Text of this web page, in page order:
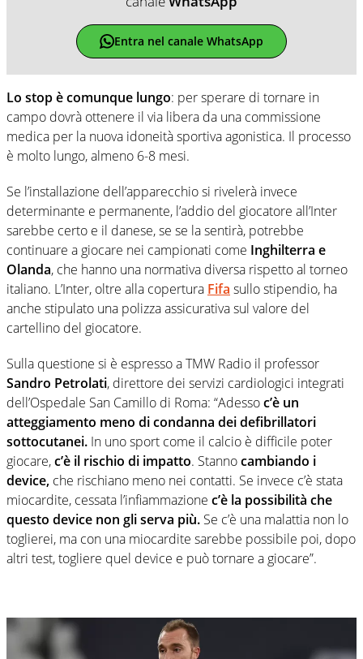
Entra nel canale WhatsApp
Lo stop è comunque lungo: per sperare di tornare in
campo dovrà ottenere il via libera da una commissione
medica per la nuova idoneità sportiva agonistica. Il processo
è molto lungo, almeno 6-8 mesi.
Se l’installazione dell’apparecchio si rivelerà invece
determinante e permanente, l’addio del giocatore all’Inter
sarebbe certo e il danese, se se la sentirà, potrebbe
continuare a giocare nei campionati come Inghilterra e
Olanda, che hanno una normativa diversa rispetto al torneo
italiano. L’Inter, oltre alla copertura Fifa sullo stipendio, ha
anche stipulato una polizza assicurativa sul valore del
cartellino del giocatore.
Sulla questione si è espresso a TMW Radio il professor
Sandro Petrolati, direttore dei servizi cardiologici integrati
dell’Ospedale San Camillo di Roma: “Adessoc’è un
atteggiamento meno di condanna dei defibrillatori
sottocutanei. In uno sport come il calcio è difficile poter
giocare,c’è il rischio di impatto. Stannocambiando i
device, che rischiano meno nei contatti. Se invece c’è stata
miocardite, cessata l’infiammazione c’è la possibilità che
questo device non gli serva più. Se c’è una malattia non lo
toglierei, ma con una miocardite sarebbe possibile poi, dopo
altri test, togliere quel device e può tornare a giocare”.